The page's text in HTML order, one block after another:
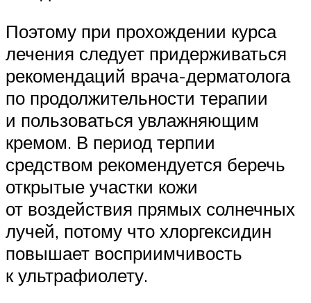
Поэтому при прохождении курса
лечения следует придерживаться
рекомендаций врача-дерматолога
по продолжительности терапии
и пользоваться увлажняющим
кремом. В период терпии
средством рекомендуется беречь
открытые участки кожи
от воздействия прямых солнечных
лучей, потому что хлоргексидин
повышает восприимчивость
к ультрафиолету.